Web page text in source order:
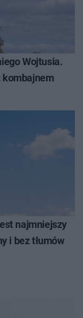
Wojtusia.
kombajnem
najmniejszy
i bez tłumów